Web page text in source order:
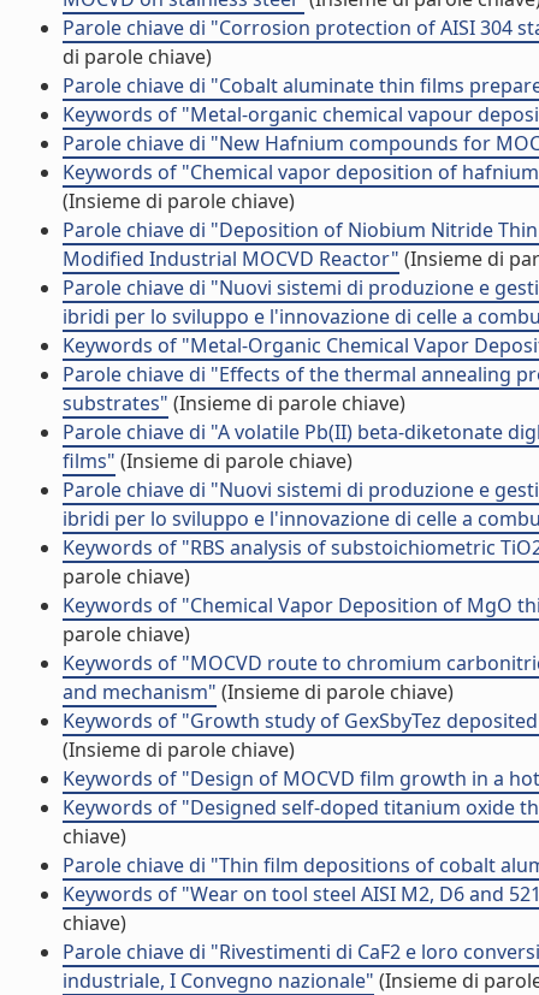
Parole chiave di "Corrosion protection of AISI 304
di parole chiave)
Parole chiave di "Cobalt aluminate thin films
Keywords of "Metal-organic chemical vapour
Parole chiave di "New Hafnium compounds for
Keywords of "Chemical vapor deposition of
(Insieme di parole chiave)
Parole chiave di "Deposition of Niobium Nitride
Modified Industrial MOCVD Reactor" (Insieme di
Parole chiave di "Nuovi sistemi di produzione e
ibridi per lo sviluppo e l'innovazione di celle a
Keywords of "Metal-Organic Chemical Vapor
Parole chiave di "Effects of the thermal annealing
substrates" (Insieme di parole chiave)
Parole chiave di "A volatile Pb(II) beta-diketonate
films" (Insieme di parole chiave)
Parole chiave di "Nuovi sistemi di produzione e
ibridi per lo sviluppo e l'innovazione di celle a
Keywords of "RBS analysis of substoichiometric
parole chiave)
Keywords of "Chemical Vapor Deposition of MgO
parole chiave)
Keywords of "MOCVD route to chromium
and mechanism" (Insieme di parole chiave)
Keywords of "Growth study of GexSbyTez
(Insieme di parole chiave)
Keywords of "Design of MOCVD film growth in a
Keywords of "Designed self-doped titanium oxide
chiave)
Parole chiave di "Thin film depositions of cobalt
Keywords of "Wear on tool steel AISI M2, D6 and
chiave)
Parole chiave di "Rivestimenti di CaF2 e loro
industriale, I Convegno nazionale" (Insieme di